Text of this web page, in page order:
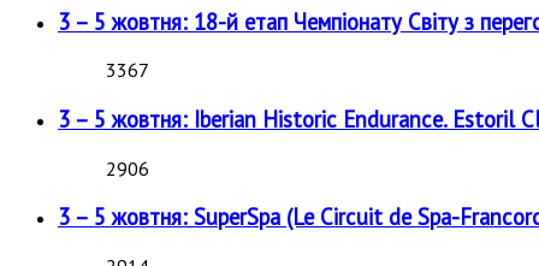
3 – 5 жовтня: 18-й етап Чемпіонату Світу з
3367
3 – 5 жовтня: Iberian Historic Endurance. Estoril
2906
3 – 5 жовтня: SuperSpa (Le Circuit de Spa-